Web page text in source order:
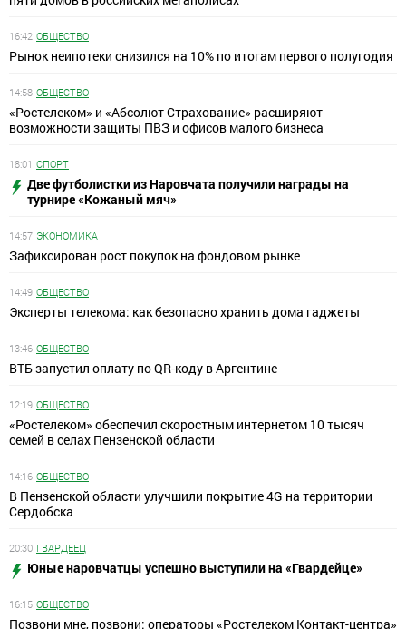
16:42 ОБЩЕСТВО
Рынок неипотеки снизился на 10% по итогам первого полугодия
14:58 ОБЩЕСТВО
«Ростелеком» и «Абсолют Страхование» расширяют
возможности защиты ПВЗ и офисов малого бизнеса
18:01 СПОРТ
Две футболистки из Наровчата получили награды на
турнире «Кожаный мяч»
14:57 ЭКОНОМИКА
Зафиксирован рост покупок на фондовом рынке
14:49 ОБЩЕСТВО
Эксперты телекома: как безопасно хранить дома гаджеты
13:46 ОБЩЕСТВО
ВТБ запустил оплату по QR-коду в Аргентине
12:19 ОБЩЕСТВО
«Ростелеком» обеспечил скоростным интернетом 10 тысяч
семей в селах Пензенской области
14:16 ОБЩЕСТВО
В Пензенской области улучшили покрытие 4G на территории
Сердобска
20:30 ГВАРДЕЕЦ
Юные наровчатцы успешно выступили на «Гвардейце»
16:15 ОБЩЕСТВО
Позвони мне, позвони: операторы «Ростелеком Контакт-центра»